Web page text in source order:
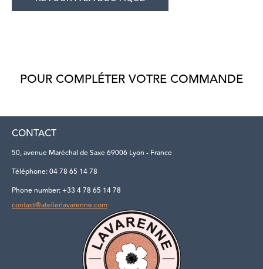
POUR COMPLÉTER VOTRE COMMANDE
CONTACT
50, avenue Maréchal de Saxe 69006 Lyon - France
Téléphone: 04 78 65 14 78
Phone number: +33 4 78 65 14 78
contact@atelierlavarenne.com